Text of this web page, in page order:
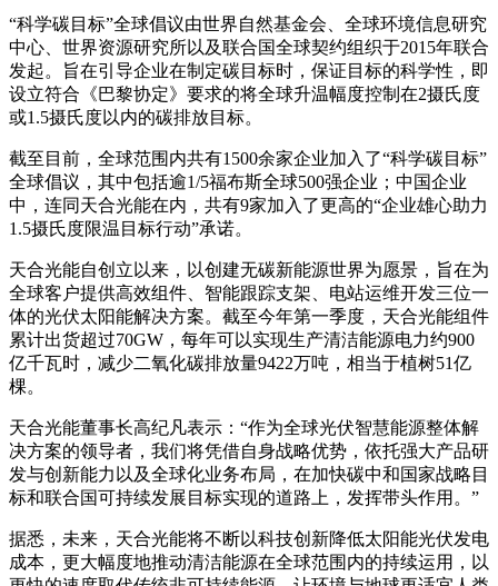
“科学碳目标”全球倡议由世界自然基金会、全球环境信息研究
中心、世界资源研究所以及联合国全球契约组织于2015年联合
发起。旨在引导企业在制定碳目标时，保证目标的科学性，即
设立符合《巴黎协定》要求的将全球升温幅度控制在2摄氏度
或1.5摄氏度以内的碳排放目标。
截至目前，全球范围内共有1500余家企业加入了“科学碳目标”
全球倡议，其中包括逾1/5福布斯全球500强企业；中国企业
中，连同天合光能在内，共有9家加入了更高的“企业雄心助力
1.5摄氏度限温目标行动”承诺。
天合光能自创立以来，以创建无碳新能源世界为愿景，旨在为
全球客户提供高效组件、智能跟踪支架、电站运维开发三位一
体的光伏太阳能解决方案。截至今年第一季度，天合光能组件
累计出货超过70GW，每年可以实现生产清洁能源电力约900
亿千瓦时，减少二氧化碳排放量9422万吨，相当于植树51亿
棵。
天合光能董事长高纪凡表示：“作为全球光伏智慧能源整体解
决方案的领导者，我们将凭借自身战略优势，依托强大产品研
发与创新能力以及全球化业务布局，在加快碳中和国家战略目
标和联合国可持续发展目标实现的道路上，发挥带头作用。”
据悉，未来，天合光能将不断以科技创新降低太阳能光伏发电
成本，更大幅度地推动清洁能源在全球范围内的持续运用，以